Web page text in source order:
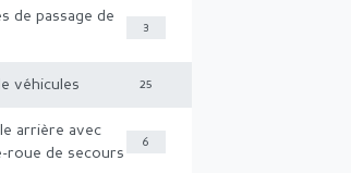
de passage de
3
véhicules 25
arrière avec
roue de secours
6